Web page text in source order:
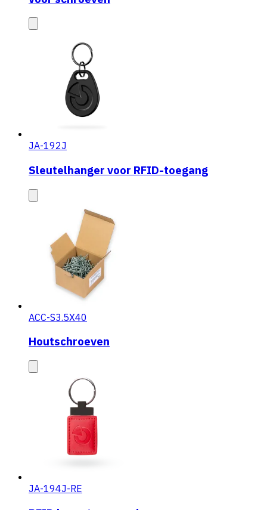
JA-192J
Sleutelhanger voor RFID-toegang
ACC-S3.5X40
Houtschroeven
JA-194J-RE